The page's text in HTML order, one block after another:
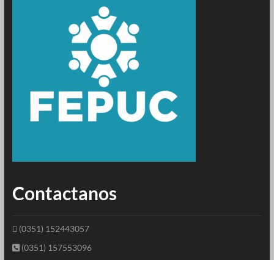
Contactanos
(0351) 152443057
(0351) 157553096